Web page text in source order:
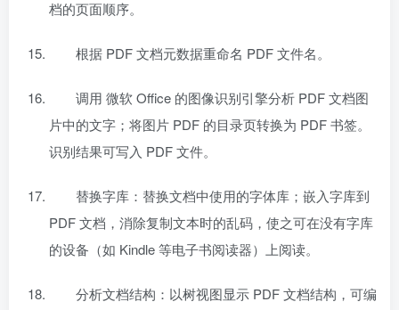
档的页面顺序。
根据 PDF 文档元数据重命名 PDF 文件名。
调用 微软 Office 的图像识别引擎分析 PDF 文档图
片中的文字；将图片 PDF 的目录页转换为 PDF 书签。
识别结果可写入 PDF 文件。
替换字库：替换文档中使用的字体库；嵌入字库到
PDF 文档，消除复制文本时的乱码，使之可在没有字库
的设备（如 Kindle 等电子书阅读器）上阅读。
分析文档结构：以树视图显示 PDF 文档结构，可编